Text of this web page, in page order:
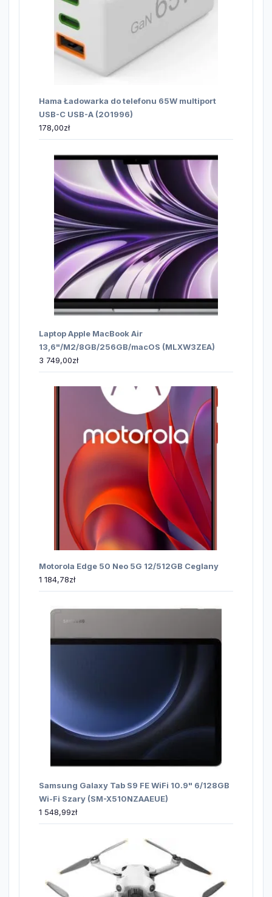
Hama Ładowarka do telefonu 65W multiport
USB-C USB-A (201996)
178,00zł
Laptop Apple MacBook Air
13,6"/M2/8GB/256GB/macOS (MLXW3ZEA)
3 749,00zł
Motorola Edge 50 Neo 5G 12/512GB Ceglany
1 184,78zł
Samsung Galaxy Tab S9 FE WiFi 10.9" 6/128GB
Wi-Fi Szary (SM-X510NZAAEUE)
1 548,99zł